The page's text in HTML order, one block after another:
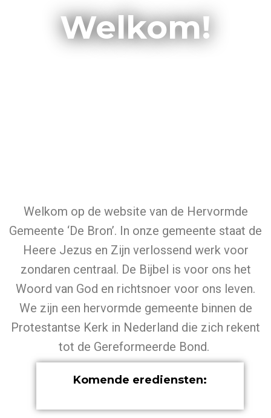
Welkom!
Welkom op de website van de Hervormde
Gemeente ‘De Bron’. In onze gemeente staat de
Heere Jezus en Zijn verlossend werk voor
zondaren centraal. De Bijbel is voor ons het
Woord van God en richtsnoer voor ons leven.
We zijn een hervormde gemeente binnen de
Protestantse Kerk in Nederland die zich rekent
tot de Gereformeerde Bond.
Komende erediensten: